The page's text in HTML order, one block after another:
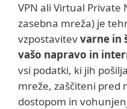
VPN ali Virtual
zasebna mreža) je
vzpostavitevvarne in
vašo napravo in
vsi podatki, ki jih
mreže, zaščiteni pred
dostopom in